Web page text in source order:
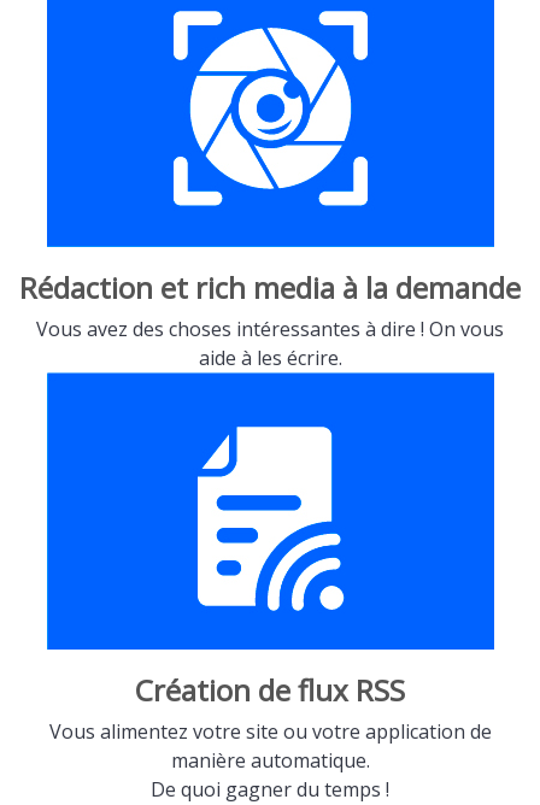
Rédaction et rich media à la demande
Vous avez des choses intéressantes à dire ! On vous
aide à les écrire.
Création de flux RSS
Vous alimentez votre site ou votre application de
manière automatique.
De quoi gagner du temps !